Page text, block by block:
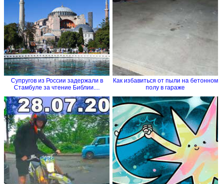
Супругов из России задержали в
Стамбуле за чтение Библии....
Как избавиться от пыли на бетонном
полу в гараже